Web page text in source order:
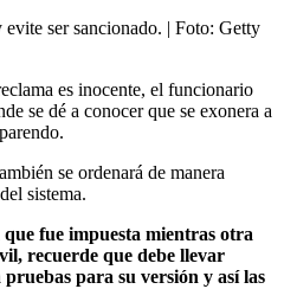
ser sancionado. | Foto: Getty
es inocente, el funcionario
se dé a conocer que se exonera a
se ordenará de manera
sistema.
fue impuesta mientras otra
recuerde que debe llevar
para su versión y así las